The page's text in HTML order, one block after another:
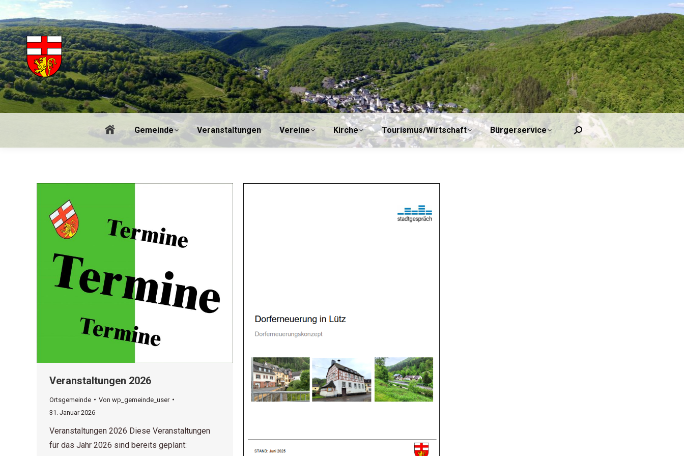
Gemeinde Veranstaltungen Vereine Kirche Tourismus/Wirtschaft Bürgerservice Search:
Veranstaltungen 2026
Ortsgemeinde Von wp_gemeinde_user
31. Januar 2026
Veranstaltungen 2026 Diese Veranstaltungen
für das Jahr 2026 sind bereits geplant:
Gemeinde Veranstaltungen Vereine Kirche Tourismus/Wirtschaft Bürgerservice Search: